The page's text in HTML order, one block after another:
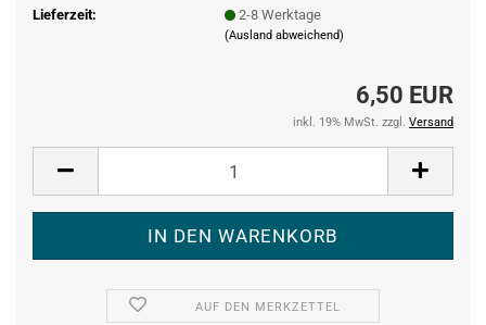
Lieferzeit:
2-8 Werktage
(Ausland abweichend)
6,50 EUR
inkl. 19% MwSt. zzgl. Versand
AUF DEN MERKZETTEL